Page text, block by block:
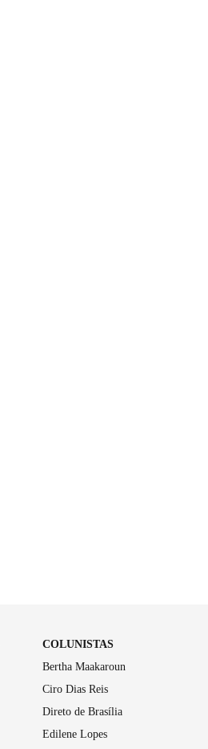
COLUNISTAS
Bertha Maakaroun
Ciro Dias Reis
Direto de Brasília
Edilene Lopes